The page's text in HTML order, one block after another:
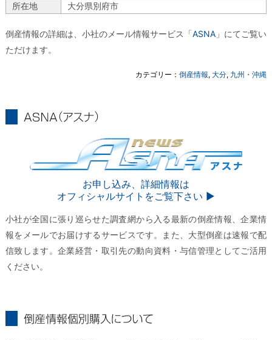
所在地
大分県別府市
倒産情報の詳細は、小社のメール情報サービス「ASNA 」にてご覧い
ただけます。
カテゴリー：倒産情報,大分, 九州・沖縄
お申し込み、詳細情報は
オフィシャルサイトをご覧下さい ▶︎
小社が全国に張り巡らせた調査網から入る最新の倒産情報、企業情
報をメールでお届けするサービスです。また、大型倒産は速報で配
信致します。企業経営・取引先の動向資料・与信管理としてご活用
ください。